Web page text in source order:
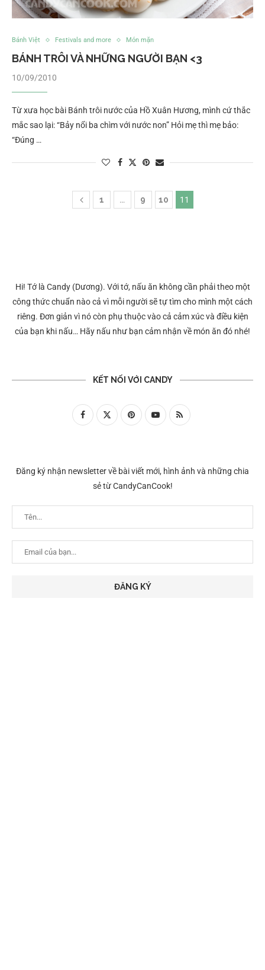
Bánh Việt Festivals and more Món mặn
BÁNH TRÔI VÀ NHỮNG NGƯỜI BẠN <3
10/09/2010
Từ xưa học bài Bánh trôi nước của Hồ Xuân Hương, mình cứ thắc
mắc sao lại: “Bảy nổi ba chìm với nước non” Hỏi mẹ thì mẹ bảo:
“Đúng …
1 … 9 10 11
Hi! Tớ là Candy (Dương). Với tớ, nấu ăn không cần phải theo một
công thức chuẩn nào cả vì mỗi người sẽ tự tìm cho mình một cách
riêng. Đơn giản vì nó còn phụ thuộc vào cả cảm xúc và điều kiện
của bạn khi nấu… Hãy nấu như bạn cảm nhận về món ăn đó nhé!
KẾT NỐI VỚI CANDY
Đăng ký nhận newsletter về bài viết mới, hình ảnh và những chia
sẻ từ CandyCanCook!